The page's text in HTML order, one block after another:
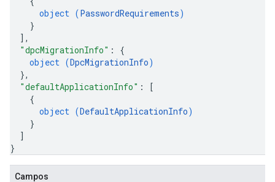
object (PasswordRequirements)
}
] ,
"dpcMigrationInfo" : {
object (DpcMigrationInfo)
},
"defaultApplicationInfo" :
[
{
object (DefaultApplicationInfo)
}
]
}
Campos